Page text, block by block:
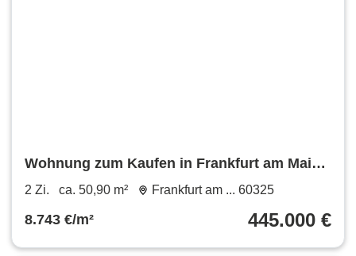
Wohnung zum Kaufen in Frankfurt am Main
445.000 € 50.9 m²
2 Zi. ca. 50,90 m² Frankfurt am ... 60325
8.743 €/m² 445.000 €